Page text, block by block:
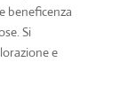
beneficenza
Si
e